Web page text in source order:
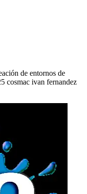
de entornos de
cosmac ivan fernandez